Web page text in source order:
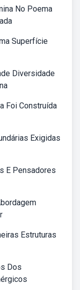
No Poema
Superfície
Diversidade
Foi Construída
Exigidas
E Pensadores
Estruturas
Dos